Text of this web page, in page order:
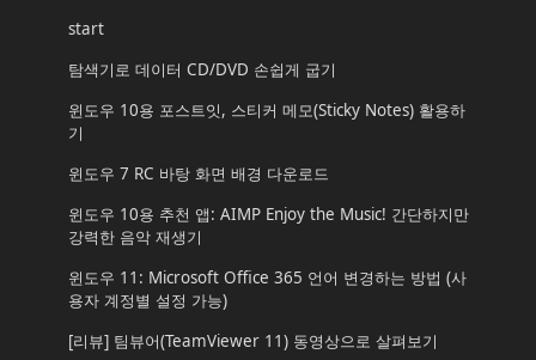
start
탐색기로 데이터 CD/DVD 손쉽게 굽기
윈도우 10용 포스트잇, 스티커 메모(Sticky Notes) 활용하
기
윈도우 7 RC 바탕 화면 배경 다운로드
윈도우 10용 추천 앱: AIMP Enjoy the Music! 간단하지만
강력한 음악 재생기
윈도우 11: Microsoft Office 365 언어 변경하는 방법 (사
용자 계정별 설정 가능)
[리뷰] 팀뷰어(TeamViewer 11) 동영상으로 살펴보기